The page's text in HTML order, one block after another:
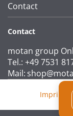
Contact
Contact
motan group
Tel.: +49 7531
Mail:
Imprint |